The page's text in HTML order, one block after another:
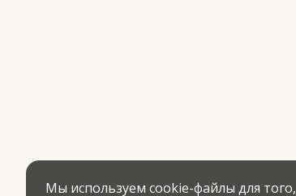
Мы используем cookie-файлы для